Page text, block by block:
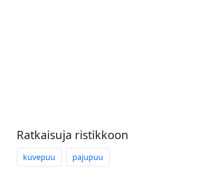
Ratkaisuja ristikkoon
kuvepuu pajupuu